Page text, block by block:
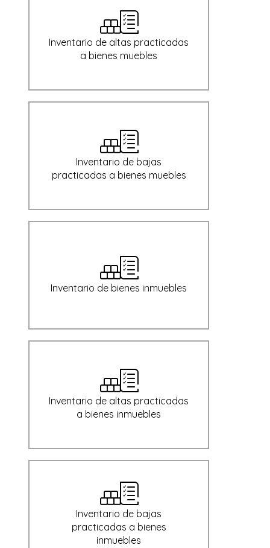
Inventario de altas practicadas
a bienes muebles
Inventario de bajas
practicadas a bienes muebles
Inventario de bienes inmuebles
Inventario de altas practicadas
a bienes inmuebles
Inventario de bajas
practicadas a bienes
inmuebles